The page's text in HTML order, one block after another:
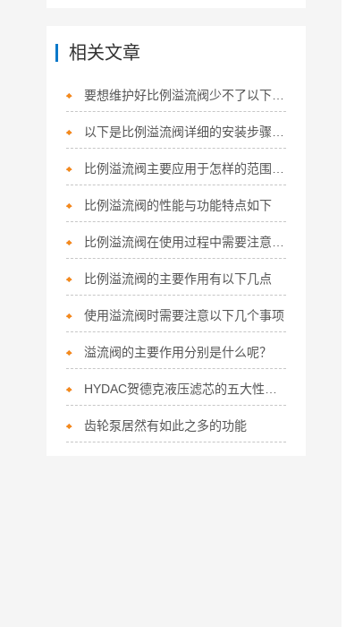
相关文章
要想维护好比例溢流阀少不了以下步骤！
比例溢流阀的性能与功能特点如下
比例溢流阀的主要作用有以下几点
使用溢流阀时需要注意以下几个事项
溢流阀的主要作用分别是什么呢？
齿轮泵居然有如此之多的功能